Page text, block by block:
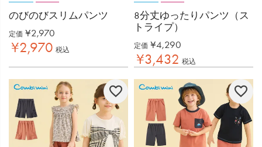
のびのびスリムパンツ
定価 ¥2,970
¥2,970 税込
8分丈ゆったりパンツ（ス
トライプ）
定価 ¥4,290
¥3,432 税込